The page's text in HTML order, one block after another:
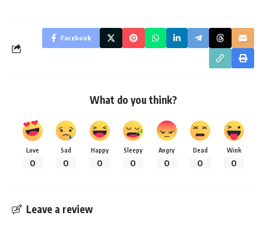
Facebook
What do you think?
Love
0
Sad
0
Happy
0
Sleepy
0
Angry
0
Dead
0
Wink
0
Leave a review